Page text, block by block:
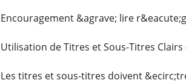
Encouragement &agrave; lire
Utilisation de Titres et Sous-Titres
Les titres et sous-titres doivent